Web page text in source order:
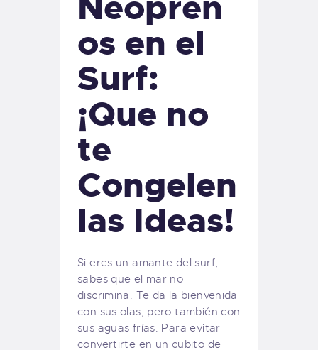
os en el
Surf:
¡Que no
te
Congelen
las Ideas!
Si eres un amante del surf,
sabes que el mar no
discrimina. Te da la bienvenida
con sus olas, pero también con
sus aguas frías. Para evitar
convertirte en un cubito de